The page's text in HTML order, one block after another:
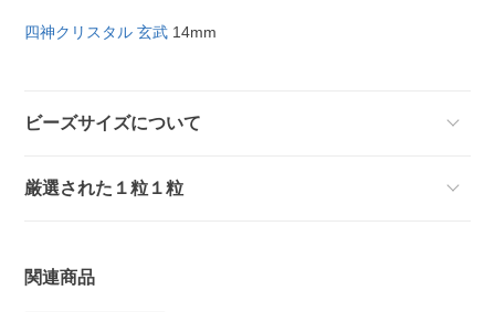
四神クリスタル 玄武 14mm
ビーズサイズについて
厳選された１粒１粒
関連商品